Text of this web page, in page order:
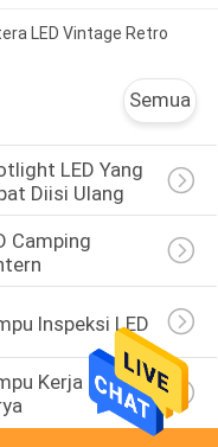
LED Vintage Retro
Semua
LED Yang
Diisi Ulang
Camping
Inspeksi LED
Kerja LED